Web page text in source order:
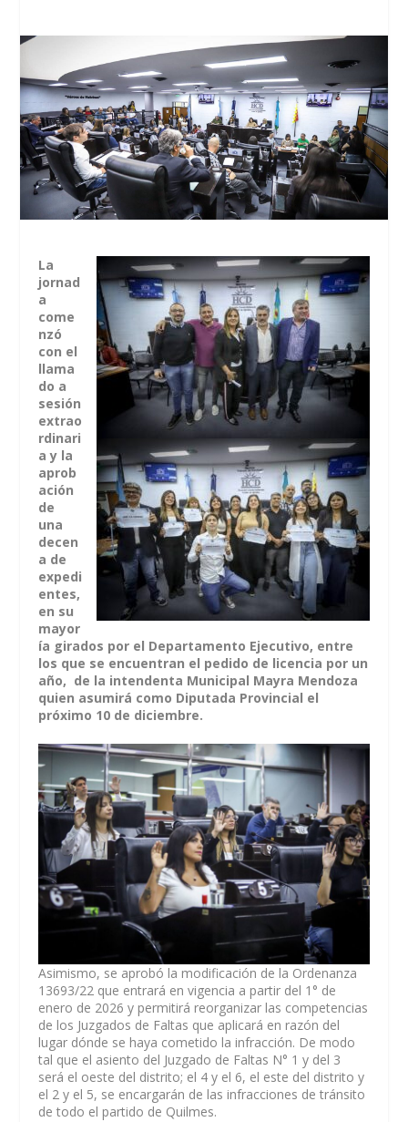
La
jornad
a
come
nzó
con el
llama
do a
sesión
extrao
rdinari
a y la
aprob
ación
de
una
decen
a de
expedi
entes,
en su
mayor
ía girados por el Departamento Ejecutivo, entre
los que se encuentran el pedido de licencia por un
año, de la intendenta Municipal Mayra Mendoza
quien asumirá como Diputada Provincial el
próximo 10 de diciembre.
Asimismo, se aprobó la modificación de la Ordenanza
13693/22 que entrará en vigencia a partir del 1° de
enero de 2026 y permitirá reorganizar las competencias
de los Juzgados de Faltas que aplicará en razón del
lugar dónde se haya cometido la infracción. De modo
tal que el asiento del Juzgado de Faltas N° 1 y del 3
será el oeste del distrito; el 4 y el 6, el este del distrito y
el 2 y el 5, se encargarán de las infracciones de tránsito
de todo el partido de Quilmes.